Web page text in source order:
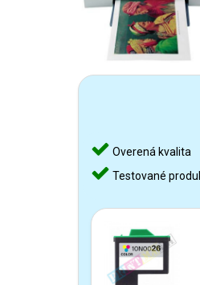
Overená kvalita
Testované